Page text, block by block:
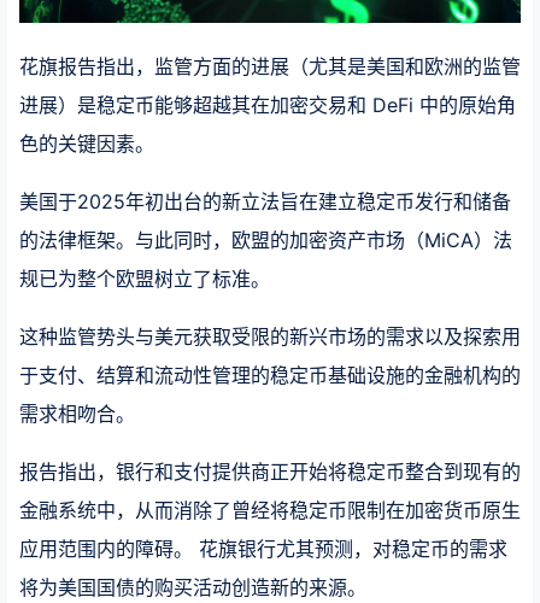
花旗报告指出，监管方面的进展（尤其是美国和欧洲的监管
进展）是稳定币能够超越其在加密交易和 DeFi 中的原始角
色的关键因素。
美国于2025年初出台的新立法旨在建立稳定币发行和储备
的法律框架。与此同时，欧盟的加密资产市场（MiCA）法
规已为整个欧盟树立了标准。
这种监管势头与美元获取受限的新兴市场的需求以及探索用
于支付、结算和流动性管理的稳定币基础设施的金融机构的
需求相吻合。
报告指出，银行和支付提供商正开始将稳定币整合到现有的
金融系统中，从而消除了曾经将稳定币限制在加密货币原生
应用范围内的障碍。 花旗银行尤其预测，对稳定币的需求
将为美国国债的购买活动创造新的来源。